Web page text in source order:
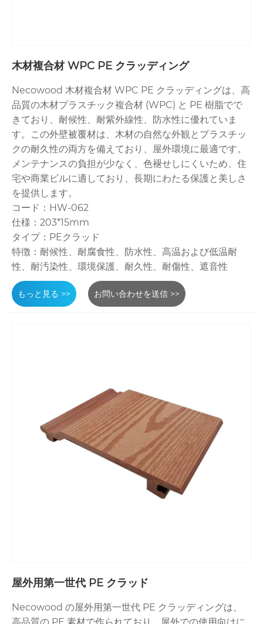
木材複合材 WPC PE クラッディング
Necowood 木材複合材 WPC PE クラッディングは、高
品質の木材プラスチック複合材 (WPC) と PE 樹脂でで
きており、耐候性、耐紫外線性、防水性に優れていま
す。この外壁被覆材は、木材の自然な外観とプラスチッ
クの耐久性の両方を備えており、屋外環境に最適です。
メンテナンスの負担が少なく、色褪せしにくいため、住
宅や商業ビルに適しており、長期にわたる保護と美しさ
を提供します。
コード：HW-062
仕様：203*15mm
タイプ：PEクラッド
特徴：耐候性、耐腐食性、防水性、高温および低温耐
性、耐汚染性、環境保護、耐久性、耐傷性、遮音性
もっと見る >> お問い合わせを送信 >>
屋外用第一世代 PE クラッド
Necowood の屋外用第一世代 PE クラッディングは、
高品質の PE 素材で作られており、屋外での使用向けに